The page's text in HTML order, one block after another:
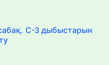
С-З дыбыстарын